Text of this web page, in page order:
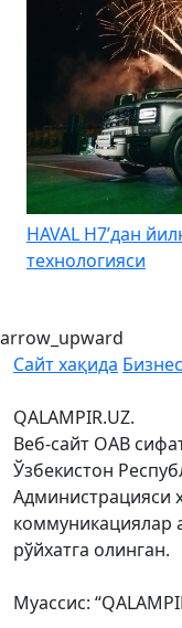
HAVAL H7’дан
технологияси
arrow_upward
Сайт хақида Бизнес
QALAMPIR.UZ.
Веб-сайт ОАВ
Ўзбекистон
Администрацияси
коммуникациялар
рўйхатга олинган.
Муассис: